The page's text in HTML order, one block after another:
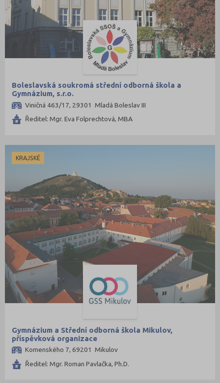
Přírodovědné a potravinářské obory
Ekologie a ochrana ŽP
Výroba a technologie potravin
Hotelnictví, turismus, gastronomie
Policejní a vojenské obory
Právo
Pedagogika a sociální péče
Praktická škola
Gymnázia
4 letá
8 letá
Lycea
Šance na přijetí
Boleslavská soukromá střední odborná škola a
Gymnázium, s.r.o.
Viničná 463/17, 29301 Mladá Boleslav III
Ředitel: Mgr. Eva Folprechtová, MBA
KRAJSKÉ
Gymnázium a Střední odborná škola Mikulov,
příspěvková organizace
Komenského 7, 69201 Mikulov
Ředitel: Mgr. Roman Pavlačka, Ph.D.